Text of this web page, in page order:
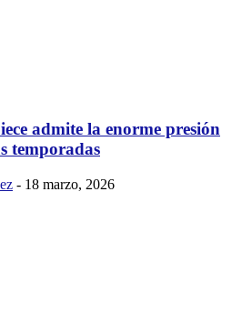
admite la enorme presión
temporadas
- 18 marzo, 2026